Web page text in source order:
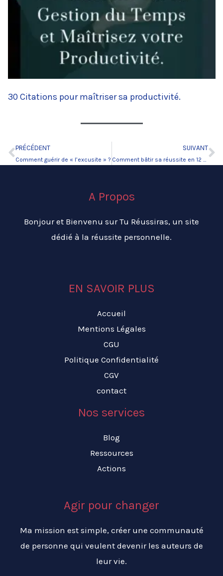
30 Citations pour maîtriser sa productivité.
Précédent
PRÉCÉDENT
Comment guérir de « l’excusite » ?
SUIVANT
A Propos
Bonjour et Bienvenu sur Tu Réussiras, un site
dédié à la réussite personnelle.
EN SAVOIR PLUS
Accueil
Mentions Légales
CGU
Politique Confidentialité
CGV
contact
Nos services
Blog
Ressources
Actions
Agir pour changer
Ma mission est simple, créer une communauté
de personne qui veulent devenir les auteurs de
leur vie.